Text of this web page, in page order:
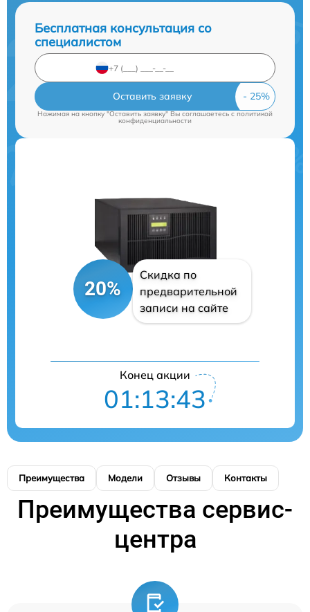
Бесплатная консультация со
специалистом
Оставить заявку
Нажимая на кнопку "Оставить заявку" Вы соглашаетесь cполитикой
конфиденциальности
20%
Скидка по
предварительной
записи на сайте
Конец акции
01:13:43
Преимущества Модели Отзывы Контакты
Преимущества сервис-
центра